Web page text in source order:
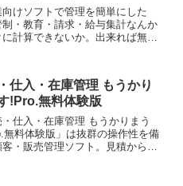
けソフトで管理を簡単にした
制・教育・請求・給与集計なんか
計算できないか。出来れば無料
簿の印刷もできます。警備業向け
、使えば便利ですよ！
仕入・在庫管理 もうかり
!Pro.無料体験版
・仕入・在庫管理 もうかりまう
無料体験版」は抜群の操作性を備
客・販売管理ソフト。見積から受